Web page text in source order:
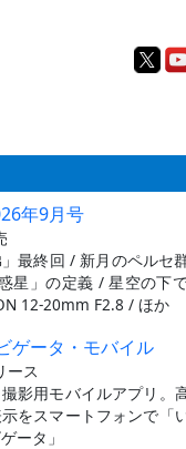
年9月号
」最終回 / 新月のペルセ
星」の定義 / 星空の下
12-20mm F2.8 / ほか
ゲータ・モバイル
ース
影用モバイルアプリ。
をスマートフォンで「
ータ」